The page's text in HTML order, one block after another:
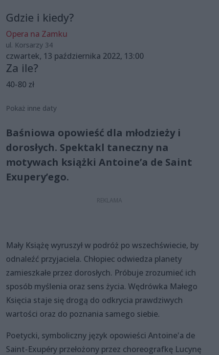
Gdzie i kiedy?
Opera na Zamku
ul. Korsarzy 34
czwartek, 13 października 2022, 13:00
Za ile?
40-80 zł
Pokaż inne daty
Baśniowa opowieść dla młodzieży i
dorosłych. Spektakl taneczny na
motywach książki Antoine’a de Saint
Exupery’ego.
Mały Książę wyruszył w podróż po wszechświecie, by
odnaleźć przyjaciela. Chłopiec odwiedza planety
zamieszkałe przez dorosłych. Próbuje zrozumieć ich
sposób myślenia oraz sens życia. Wędrówka Małego
Księcia staje się drogą do odkrycia prawdziwych
wartości oraz do poznania samego siebie.
Poetycki, symboliczny język opowieści Antoine'a de
Saint-Exupéry przełożony przez choreografkę Lucynę